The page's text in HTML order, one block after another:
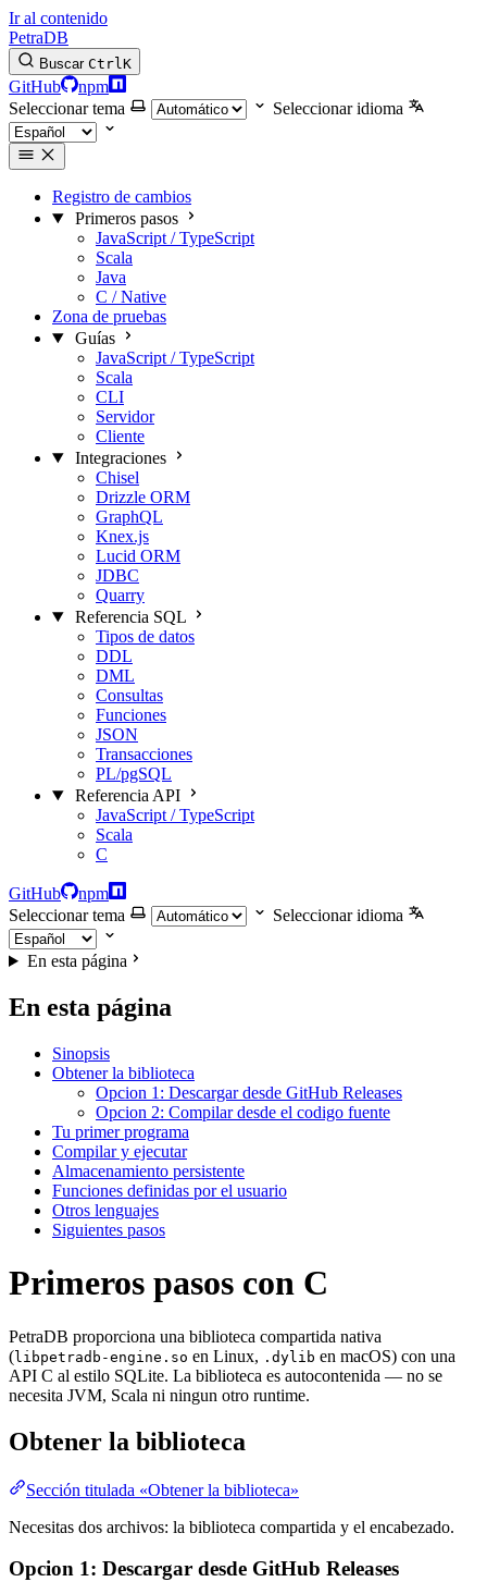
Ir al contenido
PetraDB
Buscar CtrlK
GitHub
npm
Seleccionar tema
Seleccionar idioma
Registro de cambios
Primeros pasos
JavaScript / TypeScript
Scala
Java
C / Native
Zona de pruebas
Guías
JavaScript / TypeScript
Scala
CLI
Servidor
Cliente
Integraciones
Chisel
Drizzle ORM
GraphQL
Knex.js
Lucid ORM
JDBC
Quarry
Referencia SQL
Tipos de datos
DDL
DML
Consultas
Funciones
JSON
Transacciones
PL/pgSQL
Referencia API
JavaScript / TypeScript
Scala
C
GitHub
npm
Seleccionar tema
Seleccionar idioma
En esta página
En esta página
Sinopsis
Obtener la biblioteca
Opcion 1: Descargar desde GitHub Releases
Opcion 2: Compilar desde el codigo fuente
Tu primer programa
Compilar y ejecutar
Almacenamiento persistente
Funciones definidas por el usuario
Otros lenguajes
Siguientes pasos
Primeros pasos con C
PetraDB proporciona una biblioteca compartida nativa
(libpetradb-engine.so en Linux, .dylib en macOS) con una
API C al estilo SQLite. La biblioteca es autocontenida — no se
necesita JVM, Scala ni ningun otro runtime.
Obtener la biblioteca
Sección titulada «Obtener la biblioteca»
Necesitas dos archivos: la biblioteca compartida y el encabezado.
Opcion 1: Descargar desde GitHub Releases